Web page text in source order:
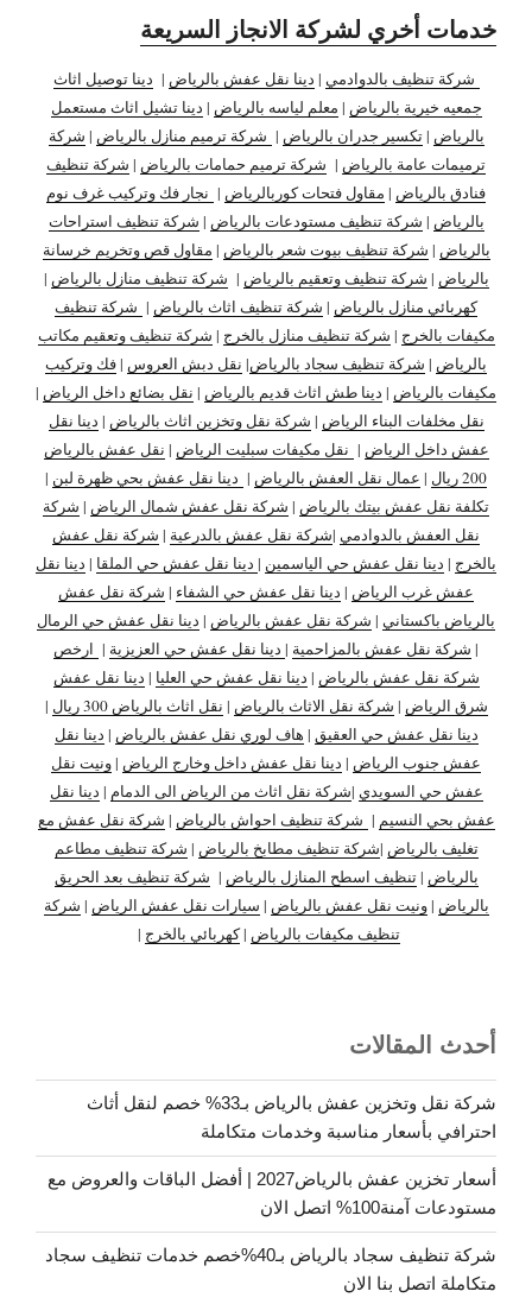
خدمات أخري لشركة الانجاز السريعة
شركة تنظيف بالدوادمي | دينا نقل عفش بالرياض | دينا توصيل اثاث
جمعيه خيرية بالرياض | معلم لياسه بالرياض | دينا تشيل اثاث مستعمل
بالرياض |تكسير جدران بالرياض | شركة ترميم منازل بالرياض | شركة
ترميمات عامة بالرياض | شركة ترميم حمامات بالرياض | شركة تنظيف
فنادق بالرياض | مقاول فتحات كوربالرياض | نجار فك وتركيب غرف نوم
بالرياض | شركة تنظيف مستودعات بالرياض | شركة تنظيف استراحات
بالرياض | شركة تنظيف بيوت شعر بالرياض | مقاول قص وتخريم خرسانة
بالرياض | شركة تنظيف وتعقيم بالرياض | شركة تنظيف منازل بالرياض |
كهربائي منازل بالرياض | شركة تنظيف اثاث بالرياض | شركة تنظيف
مكيفات بالخرج | شركة تنظيف منازل بالخرج | شركة تنظيف وتعقيم مكاتب
بالرياض | شركة تنظيف سجاد بالرياض| نقل دبش العروس | فك وتركيب
مكيفات بالرياض | دينا طش اثاث قديم بالرياض | نقل بضائع داخل الرياض |
نقل مخلفات البناء الرياض | شركة نقل وتخزين اثاث بالرياض | دينا نقل
عفش داخل الرياض | نقل مكيفات سبليت الرياض | نقل عفش بالرياض
200 ريال
| عمال نقل العفش بالرياض | دينا نقل عفش بحي ظهرة لبن |
تكلفة نقل عفش بيتك بالرياض | شركة نقل عفش شمال الرياض | شركة
نقل العفش بالدوادمي |شركة نقل عفش بالدرعية | شركة نقل عفش
بالخرج | دينا نقل عفش حي الياسمين | دينا نقل عفش حي الملقا | دينا نقل
عفش غرب الرياض | دينا نقل عفش حي الشفاء | شركة نقل عفش
بالرياض باكستاني | شركة نقل عفش بالرياض | دينا نقل عفش حي الرمال
| شركة نقل عفش بالمزاحمية | دينا نقل عفش حي العزيزية | ارخص
شركة نقل عفش بالرياض | دينا نقل عفش حي العليا | دينا نقل عفش
شرق الرياض | شركة نقل الاثاث بالرياض | نقل اثاث بالرياض 300 ريال
|
دينا نقل عفش حي العقيق | هاف لوري نقل عفش بالرياض | دينا نقل
عفش جنوب الرياض | دينا نقل عفش داخل وخارج الرياض | ونيت نقل
عفش حي السويدي |شركة نقل اثاث من الرياض الى الدمام | دينا نقل
عفش بحي النسيم | شركة تنظيف احواش بالرياض | شركة نقل عفش مع
تغليف بالرياض |شركة تنظيف مطابخ بالرياض | شركة تنظيف مطاعم
بالرياض |تنظيف اسطح المنازل بالرياض | شركة تنظيف بعد الحريق
بالرياض |ونيت نقل عفش بالرياض | سيارات نقل عفش الرياض | شركة
تنظيف مكيفات بالرياض |كهربائي بالخرج |
أحدث المقالات
شركة نقل وتخزين عفش بالرياض بـ33% خصم لنقل أثاث
احترافي بأسعار مناسبة وخدمات متكاملة
أسعار تخزين عفش بالرياض2027 | أفضل الباقات والعروض مع
مستودعات آمنة100% اتصل الان
شركة تنظيف سجاد بالرياض بـ40%خصم خدمات تنظيف سجاد
متكاملة اتصل بنا الان